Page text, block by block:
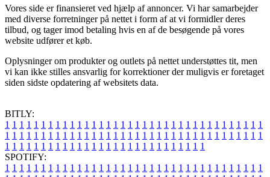
Vores side er finansieret ved hjælp af annoncer. Vi har samarbejder
med diverse forretninger på nettet i form af at vi formidler deres
tilbud, og tager imod betaling hvis en af de besøgende på vores
website udfører et køb.
Oplysninger om produkter og outlets på nettet understøttes tit, men
vi kan ikke stilles ansvarlig for korrektioner der muligvis er foretaget
siden sidste opdatering af websitets data.
BITLY:
1 1 1 1 1 1 1 1 1 1 1 1 1 1 1 1 1 1 1 1 1 1 1 1 1 1 1 1 1 1 1 1 1 1 1 1
1 1 1 1 1 1 1 1 1 1 1 1 1 1 1 1 1 1 1 1 1 1 1 1 1 1 1 1 1 1 1 1 1 1 1 1
1 1 1 1 1 1 1 1 1 1 1 1 1 1 1 1 1 1 1 1 1 1 1 1 1 1 1 1
SPOTIFY:
1 1 1 1 1 1 1 1 1 1 1 1 1 1 1 1 1 1 1 1 1 1 1 1 1 1 1 1 1 1 1 1 1 1 1 1